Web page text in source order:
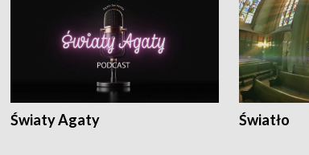
Światy Agaty Światło